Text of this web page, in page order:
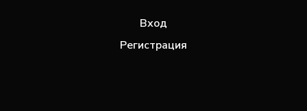
Вход
Регистрация